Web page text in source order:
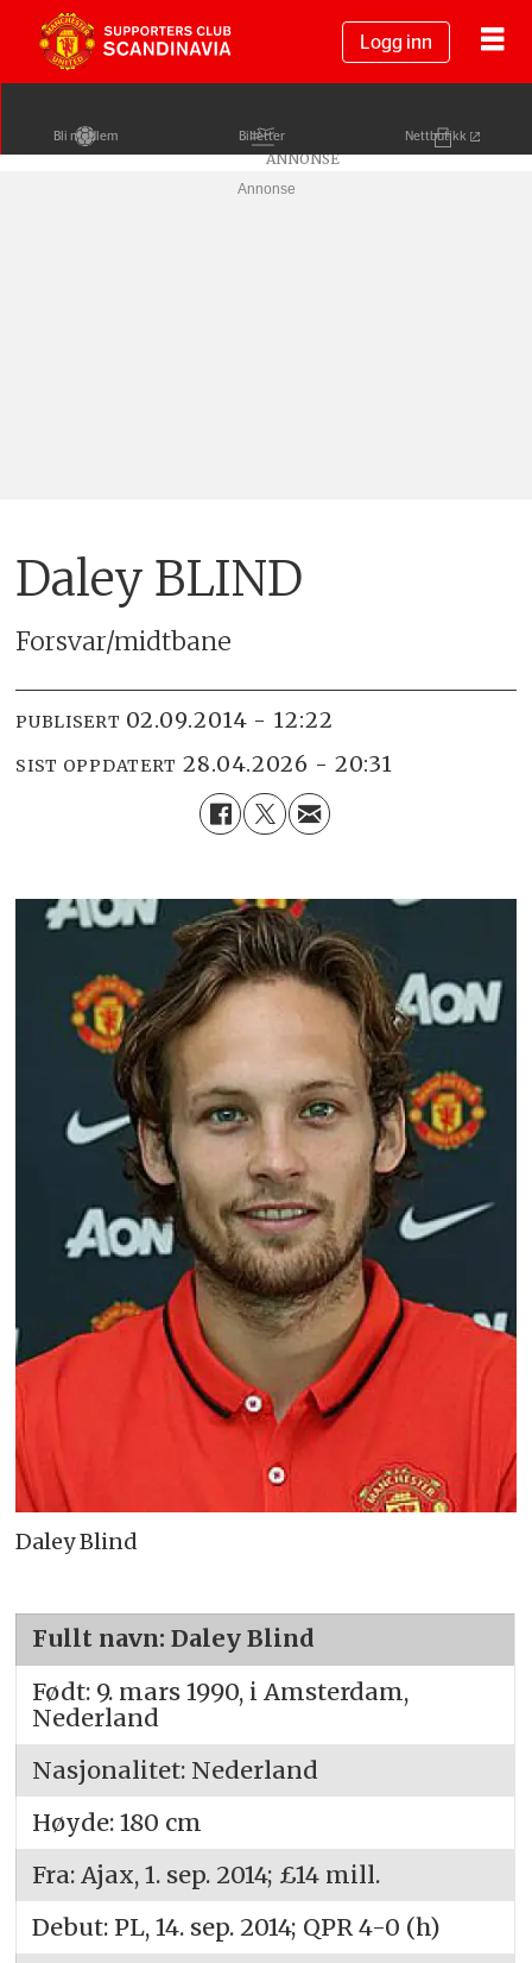
Logg inn
Bli medlem Billetter Nettbutikk
Annonse
Daley BLIND
Forsvar/midtbane
PUBLISERT 02.09.2014 - 12:22
SIST OPPDATERT 28.04.2026 - 20:31
Daley Blind
Fullt navn: Daley Blind
Født: 9. mars 1990, i Amsterdam,
Nederland
Nasjonalitet: Nederland
Høyde: 180 cm
Fra: Ajax, 1. sep. 2014; £14 mill.
Debut: PL, 14. sep. 2014; QPR 4-0 (h)